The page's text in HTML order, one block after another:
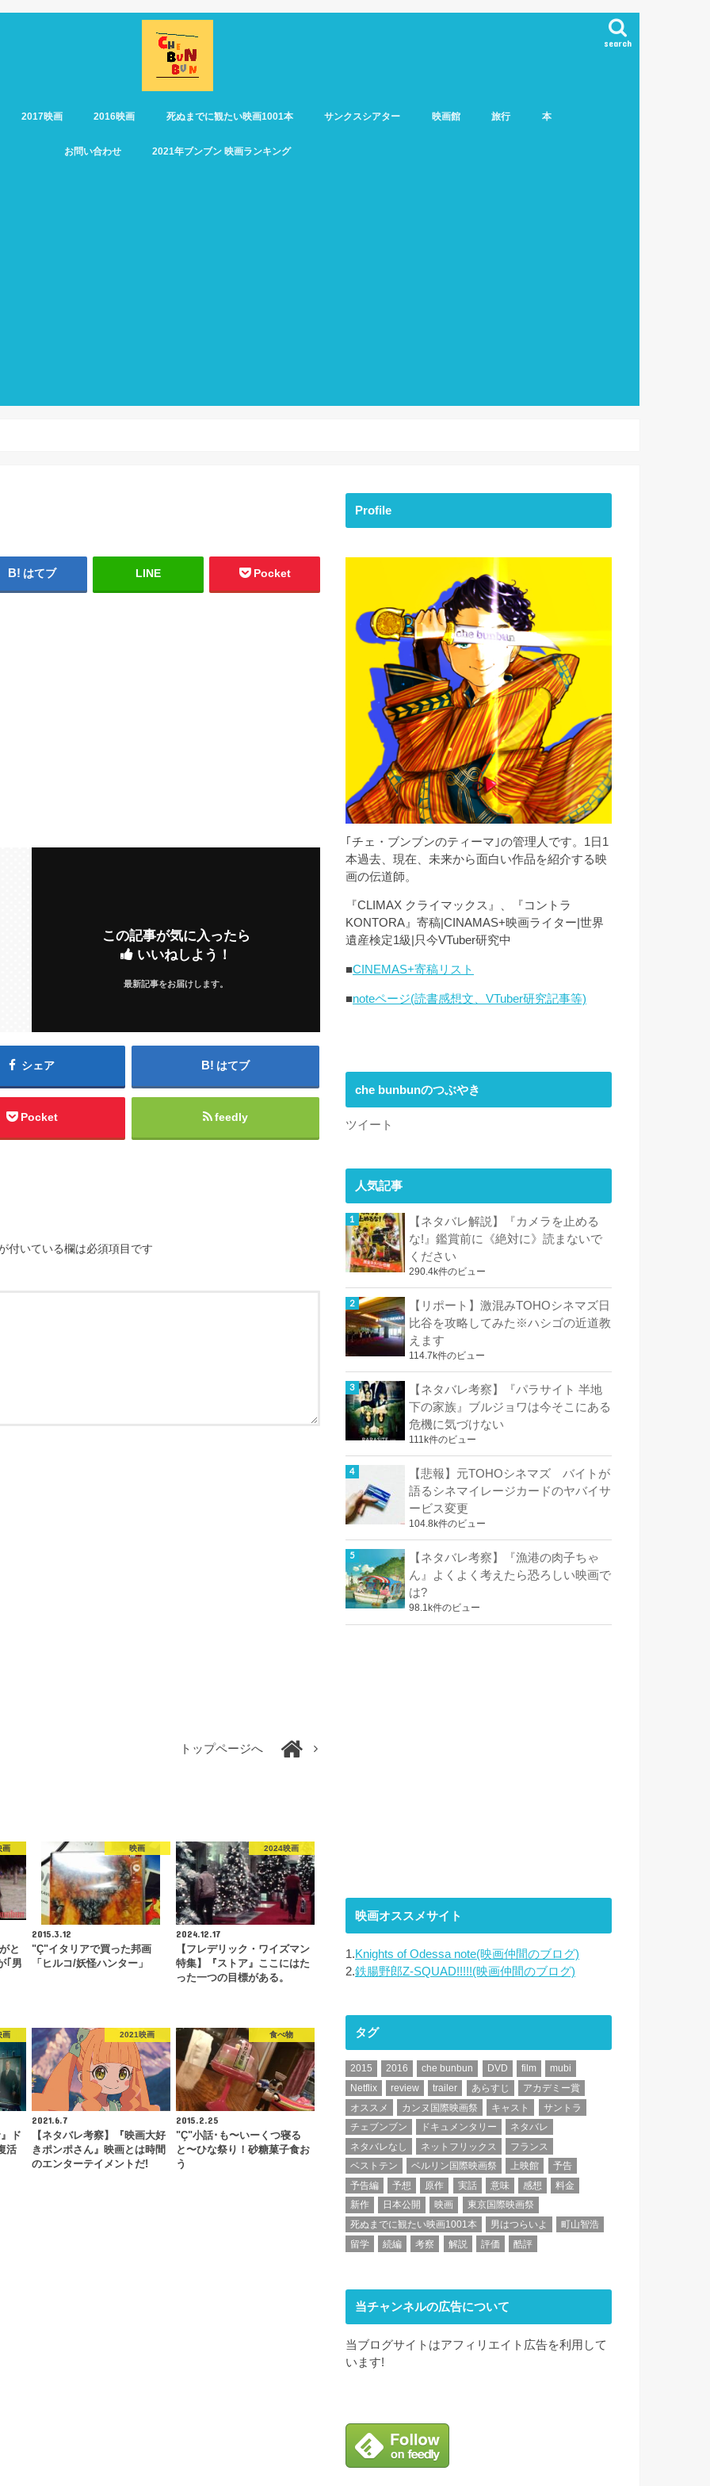
search
2017映画 2016映画 死ぬまでに観たい映画1001本 サンクスシアター 映画館 旅行 本
お問い合わせ 2021年ブンブン 映画ランキング
はてブ LINE Pocket
この記事が気に入ったら
いいねしよう！
最新記事をお届けします。
シェア はてブ
Pocket feedly
付いている欄は必須項目です
トップページへ
画
と
｢男
映画
2015.3.12
"Ç"イタリアで買った邦画
「ヒルコ/妖怪ハンター」
2024映画
2024.12.17
【フレデリック・ワイズマン
特集】『ストア』ここにはた
った一つの目標がある。
画
ド
活
2021映画
2021.6.7
【ネタバレ考察】『映画大好
きポンポさん』映画とは時間
のエンターテイメントだ!
食べ物
2015.2.25
"Ç"小話･も〜いーくつ寝る
と〜ひな祭り！砂糖菓子食お
う
Profile
｢チェ・ブンブンのティーマ｣の管理人です。1日1
本過去、現在、未来から面白い作品を紹介する映
画の伝道師。
『CLIMAX クライマックス』、『コントラ
KONTORA』寄稿|CINAMAS+映画ライター|世界
遺産検定1級|只今VTuber研究中
■CINEMAS+寄稿リスト
■noteページ(読書感想文、VTuber研究記事等)
che bunbunのつぶやき
ツイート
人気記事
【ネタバレ解説】『カメラを止める
な!』鑑賞前に《絶対に》読まないで
ください
290.4k件のビュー
【リポート】激混みTOHOシネマズ日
比谷を攻略してみた※ハシゴの近道教
えます
114.7k件のビュー
【ネタバレ考察】『パラサイト 半地
下の家族』ブルジョワは今そこにある
危機に気づけない
111k件のビュー
【悲報】元TOHOシネマズ バイトが
語るシネマイレージカードのヤバイサ
ービス変更
104.8k件のビュー
【ネタバレ考察】『漁港の肉子ちゃ
ん』よくよく考えたら恐ろしい映画で
は?
98.1k件のビュー
映画オススメサイト
1.Knights of Odessa note(映画仲間のブログ)
2.鉄腸野郎Z-SQUAD!!!!!(映画仲間のブログ)
タグ
2015 2016 che bunbun DVD film
mubi
Netflix
review trailer あらすじ
アカデミー賞
オススメ
カンヌ国際映画祭 キャスト
サントラ
チェブンブン
ドキュメンタリー
ネタバレ
ネタバレなし
ネットフリックス
フランス
ベストテン
ベルリン国際映画祭 上映館
予告
予告編
予想 原作 実話 意味 感想
料金
新作
日本公開 映画
東京国際映画祭
死ぬまでに観たい映画1001本
男はつらいよ
町山智浩
留学
続編 考察 解説 評価 酷評
当チャンネルの広告について
当ブログサイトはアフィリエイト広告を利用して
います!